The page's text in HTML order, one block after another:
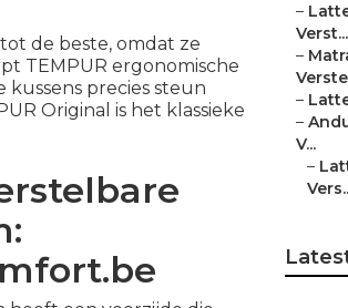
de beste, omdat ze
TEMPUR ergonomische
precies steun
Original is het klassieke
–
Verst...
–
–
–
V...
–